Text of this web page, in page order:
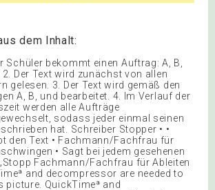
dem Inhalt:
Schüler bekommt einen Auftrag: A, B,
2. Der Text wird zunächst von allen
gelesen. 3. Der Text wird gemäß den
A, B, und bearbeitet. 4. Im Verlauf der
werden alle Aufträge
sodass jeder einmal seinen
hat. Schreiber Stopper • •
den Text • Fachmann/Fachfrau für
• Sagt bei jedem gesehenen
Fachmann/Fachfrau für Ableiten
and decompressor are needed to
picture. QuickTimeª and